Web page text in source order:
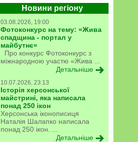
Новини регіону
03.08.2026, 19:00
Фотоконкурс на тему: «Жива
спадщина - портал у
майбутнє»
Про конкурс Фотоконкурс з
міжнародною участю «Жива ...
Детальніше
10.07.2026, 23:13
Історія херсонської
майстрині, яка написала
понад 250 ікон
Херсонська іконописиця
Наталія Шалапко написала
понад 250 ікон. ...
Детальніше